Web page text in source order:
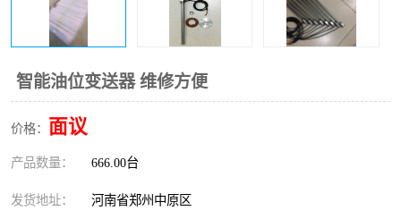
智能油位变送器 维修方便
价格： 面议
产品数量： 666.00台
发货地址： 河南省郑州中原区
流量仪表 加油站液位仪